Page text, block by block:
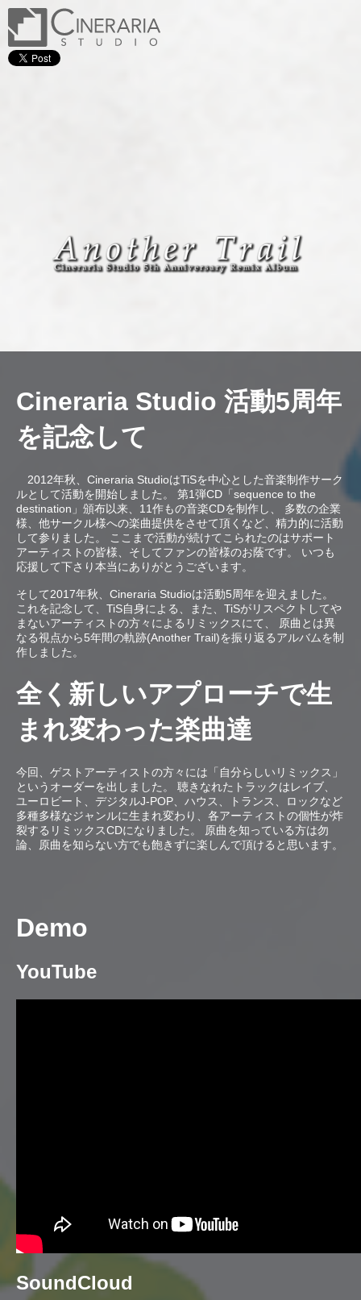
Cineraria Studio 活動5周年
を記念して
2012年秋、Cineraria StudioはTiSを中心とした音楽制作サーク
ルとして活動を開始しました。 第1弾CD「sequence to the
destination」頒布以来、11作もの音楽CDを制作し、 多数の企業
様、他サークル様への楽曲提供をさせて頂くなど、精力的に活動
して参りました。 ここまで活動が続けてこられたのはサポート
アーティストの皆様、そしてファンの皆様のお蔭です。 いつも
応援して下さり本当にありがとうございます。
そして2017年秋、Cineraria Studioは活動5周年を迎えました。
これを記念して、TiS自身による、また、TiSがリスペクトしてや
まないアーティストの方々によるリミックスにて、 原曲とは異
なる視点から5年間の軌跡(Another Trail)を振り返るアルバムを制
作しました。
全く新しいアプローチで生
まれ変わった楽曲達
今回、ゲストアーティストの方々には「自分らしいリミックス」
というオーダーを出しました。 聴きなれたトラックはレイブ、
ユーロビート、デジタルJ-POP、ハウス、トランス、ロックなど
多種多様なジャンルに生まれ変わり、各アーティストの個性が炸
裂するリミックスCDになりました。 原曲を知っている方は勿
論、原曲を知らない方でも飽きずに楽しんで頂けると思います。
Demo
YouTube
SoundCloud